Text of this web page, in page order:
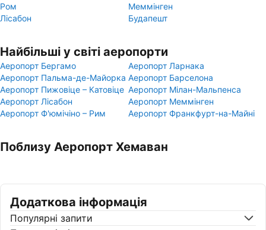
Ром
Меммінген
Лісабон
Будапешт
Найбільші у світі аеропорти
Аеропорт Бергамо
Аеропорт Ларнака
Аеропорт Пальма-де-Майорка Аеропорт Барселона
Аеропорт Пижовіце – Катовіце Аеропорт Мілан-Мальпенса
Аеропорт Лісабон
Аеропорт Меммінген
Аеропорт Ф'юмічіно – Рим
Аеропорт Франкфурт-на-Майні
Поблизу Аеропорт Хемаван
Додаткова інформація
Популярні запити